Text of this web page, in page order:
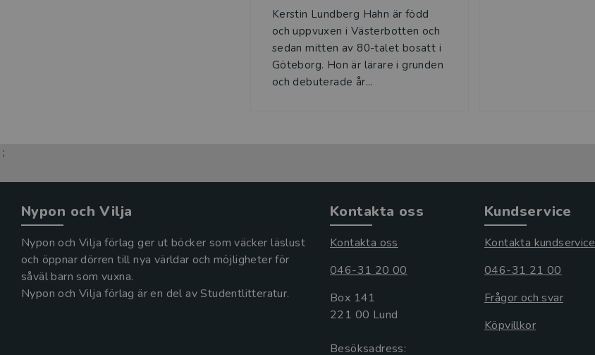
Kerstin Lundberg Hahn är född
och uppvuxen i Västerbotten och
sedan mitten av 80-talet bosatt i
Göteborg. Hon är lärare i grunden
och debuterade år...
;
Nypon och Vilja
Nypon och Vilja förlag ger ut böcker som väcker läslust
och öppnar dörren till nya världar och möjligheter för
såväl barn som vuxna.
Nypon och Vilja förlag är en del av Studentlitteratur.
Kontakta oss
Kontakta oss
046-31 20 00
Box 141
221 00 Lund
Besöksadress:
Kundservice
Kontakta kundservice
046-31 21 00
Frågor och svar
Köpvillkor